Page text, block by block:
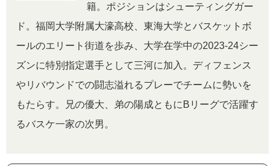
籍。ポジションはシューティングガー
ド。福岡大学附属大濠高校、東海大学とバスケットボ
ールのエリート街道を歩み、大学在学中の2023-24シー
ズンに特別指定選手として三河に加入。ディフェンス
やリバウンドでの闘志溢れるプレーでチームに勢いを
もたらす。兄の優大、弟の陽成ともにBリーグで活躍す
るバスケ一家の次男。